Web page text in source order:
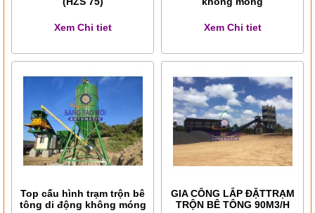
Xem Chi tiet Xem Chi tiet
Top cấu hình trạm trộn bê
tông di động không móng
GIA CÔNG LẮP ĐẶTTRẠM
TRỘN BÊ TÔNG 90M3/H